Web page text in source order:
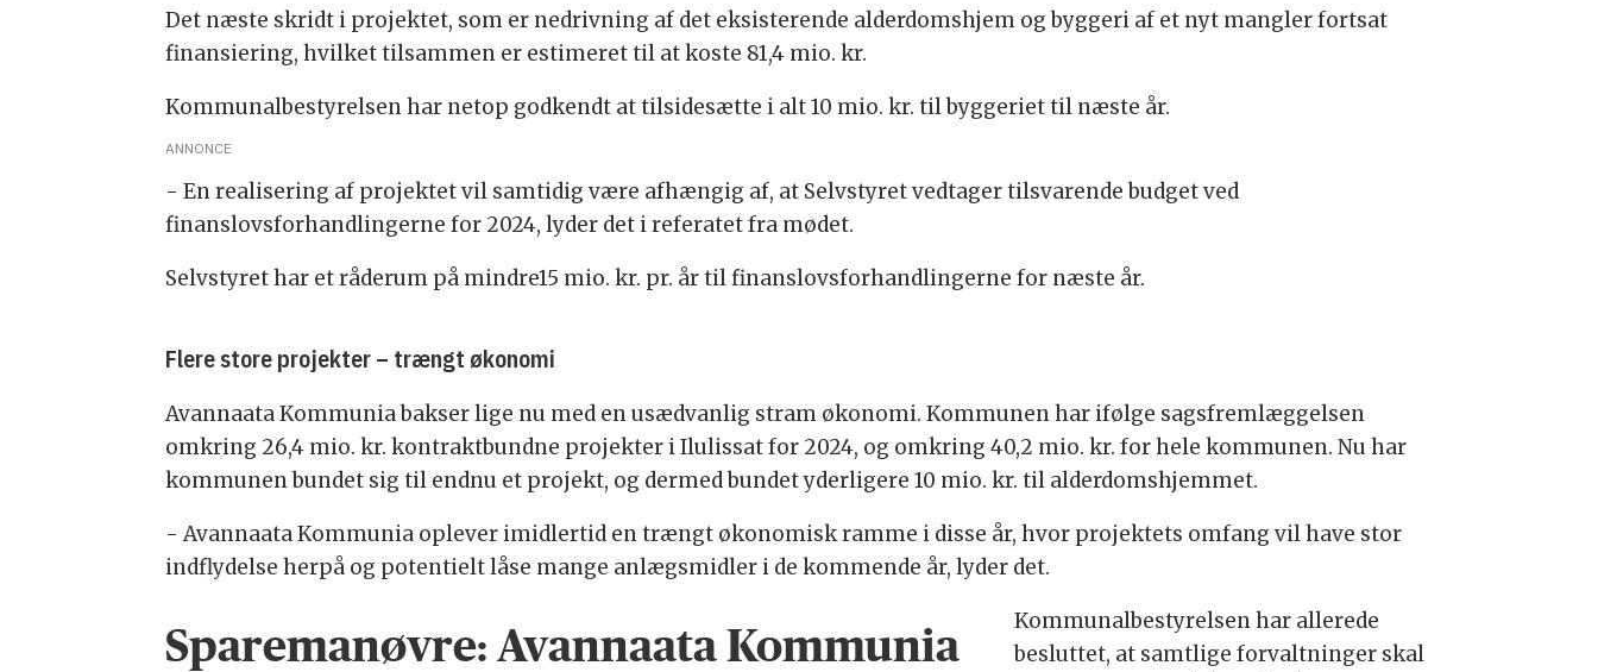
Det næste skridt i projektet, som er nedrivning af det eksisterende alderdomshjem og byggeri af et nyt mangler fortsat
finansiering, hvilket tilsammen er estimeret til at koste 81,4 mio. kr.
Kommunalbestyrelsen har netop godkendt at tilsidesætte i alt 10 mio. kr. til byggeriet til næste år.
ANNONCE
- En realisering af projektet vil samtidig være afhængig af, at Selvstyret vedtager tilsvarende budget ved
finanslovsforhandlingerne for 2024, lyder det i referatet fra mødet.
Selvstyret har et råderum på mindre15 mio. kr. pr. år til finanslovsforhandlingerne for næste år.
Flere store projekter – trængt økonomi
Avannaata Kommunia bakser lige nu med en usædvanlig stram økonomi. Kommunen har ifølge sagsfremlæggelsen
omkring 26,4 mio. kr. kontraktbundne projekter i Ilulissat for 2024, og omkring 40,2 mio. kr. for hele kommunen. Nu har
kommunen bundet sig til endnu et projekt, og dermed bundet yderligere 10 mio. kr. til alderdomshjemmet.
- Avannaata Kommunia oplever imidlertid en trængt økonomisk ramme i disse år, hvor projektets omfang vil have stor
indflydelse herpå og potentielt låse mange anlægsmidler i de kommende år, lyder det.
Sparemanøvre: Avannaata Kommunia
Kommunalbestyrelsen har allerede
besluttet, at samtlige forvaltninger skal